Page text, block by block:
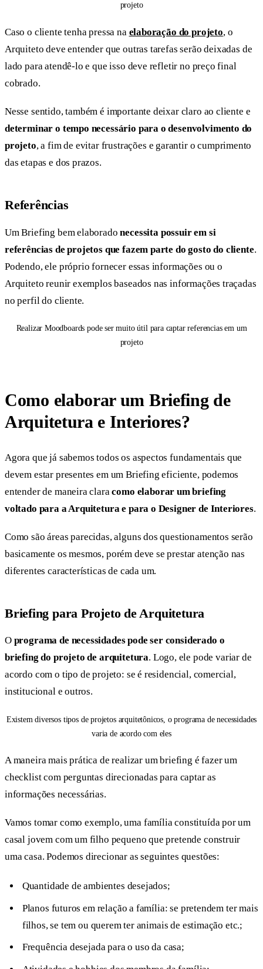
projeto
Caso o cliente tenha pressa na elaboração do projeto, o
Arquiteto deve entender que outras tarefas serão deixadas de
lado para atendê-lo e que isso deve refletir no preço final
cobrado.
Nesse sentido, também é importante deixar claro ao cliente e
determinar o tempo necessário para o desenvolvimento do
projeto, a fim de evitar frustrações e garantir o cumprimento
das etapas e dos prazos.
Referências
Um Briefing bem elaboradonecessita possuir em si
referências de projetos que fazem parte do gosto do cliente.
Podendo, ele próprio fornecer essas informações ou o
Arquiteto reunir exemplos baseados nas informações traçadas
no perfil do cliente.
Realizar Moodboards pode ser muito útil para captar referencias em um
projeto
Como elaborar um Briefing de
Arquitetura e Interiores?
Agora que já sabemos todos os aspectos fundamentais que
devem estar presentes em um Briefing eficiente, podemos
entender de maneira claracomo elaborar um briefing
voltado para a Arquitetura e para o Designer de Interiores.
Como são áreas parecidas, alguns dos questionamentos serão
basicamente os mesmos, porém deve se prestar atenção nas
diferentes características de cada um.
Briefing para Projeto de Arquitetura
O programa de necessidades pode ser considerado o
briefing do projeto de arquitetura. Logo, ele pode variar de
acordo com o tipo de projeto: se é residencial, comercial,
institucional e outros.
Existem diversos tipos de projetos arquitetônicos, o programa de necessidades
varia de acordo com eles
A maneira mais prática de realizar um briefing é fazer um
checklist com perguntas direcionadas para captar as
informações necessárias.
Vamos tomar como exemplo, uma família constituída por um
casal jovem com um filho pequeno que pretende construir
uma casa. Podemos direcionar as seguintes questões:
Quantidade de ambientes desejados;
Planos futuros em relação a família: se pretendem ter mais
filhos, se tem ou querem ter animais de estimação etc.;
Frequência desejada para o uso da casa;